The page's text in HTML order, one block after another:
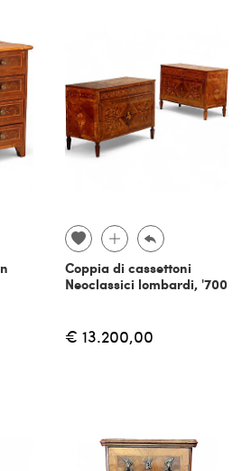
Coppia di cassettoni
Neoclassici lombardi, '700
€ 13.200,00